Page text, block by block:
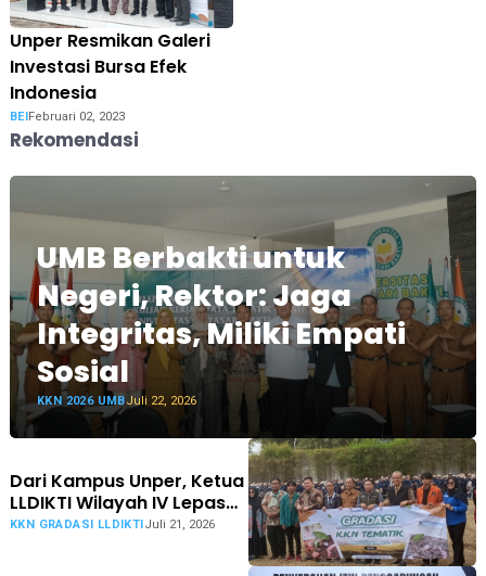
Unper Resmikan Galeri
Investasi Bursa Efek
Indonesia
BEI Februari 02, 2023
Rekomendasi
UMB Berbakti untuk
Negeri, Rektor: Jaga
Integritas, Miliki Empati
Sosial
KKN 2026 UMBJuli 22, 2026
Dari Kampus Unper, Ketua
LLDIKTI Wilayah IV Lepas
Peserta KKN Tematik
KKN GRADASI LLDIKTIJuli 21, 2026